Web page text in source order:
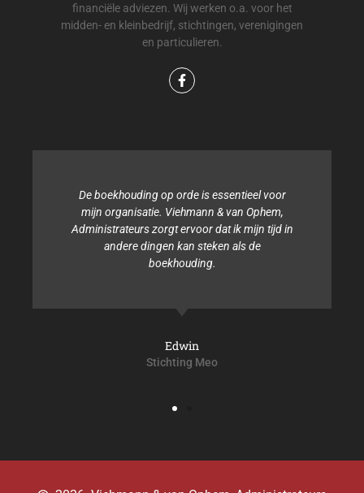
financiële adviezen. Wij werken o.a. voor het
midden- en kleinbedrijf, stichtingen, verenigingen
en particulieren.
De boekhouding op orde is essentieel voor
mijn organisatie. Viehmann & van Ophem,
Administrateurs zorgt ervoor dat ik mijn tijd in
andere dingen kan steken als de
boekhouding.
Stichting Meo